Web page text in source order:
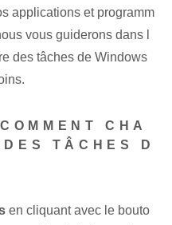
applications et programm
vous guiderons dans l
des tâches de Windows
CHA
TÂCHES D
en cliquant avec le bouto